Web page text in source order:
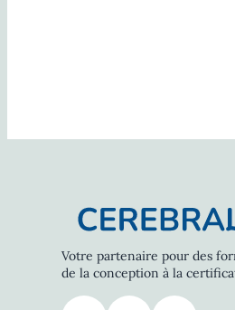
Votre partenaire pour des
de la conception à la